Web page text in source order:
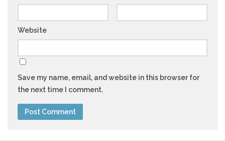
Website
Save my name, email, and website in this browser for
the next time I comment.